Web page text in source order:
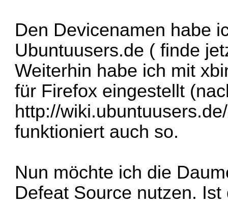
Den Devicenamen habe
Ubuntuusers.de ( finde
Weiterhin habe ich mit
für Firefox eingestellt
http://
funktioniert auch so.
Nun möchte ich die
Defeat Source nutzen.